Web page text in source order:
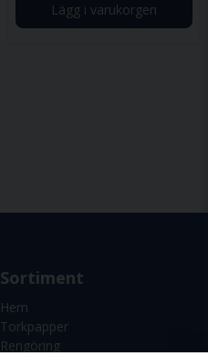
Lägg i varukorgen
Sortiment
Hem
Torkpapper
Rengöring